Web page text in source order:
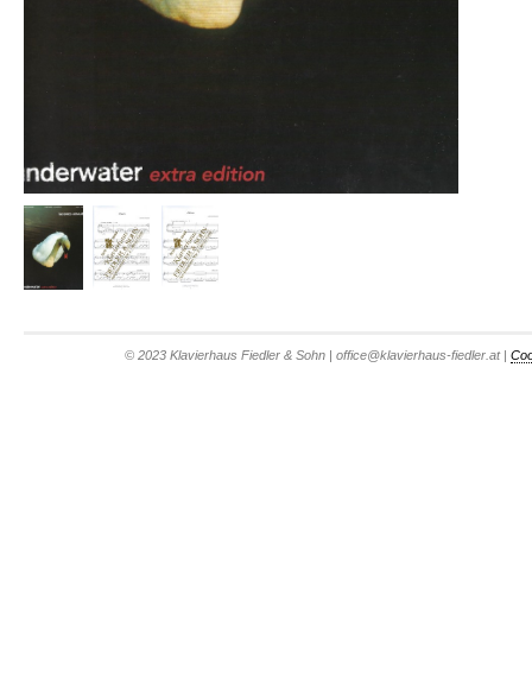
© 2023 Klavierhaus Fiedler & Sohn | office@klavierhaus-fiedler.at |